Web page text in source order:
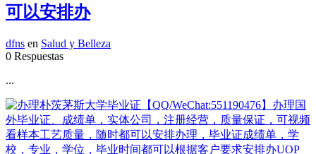
可以安排办
dfns en Salud y Belleza
0 Respuestas
...